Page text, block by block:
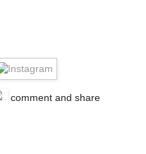
comment and share